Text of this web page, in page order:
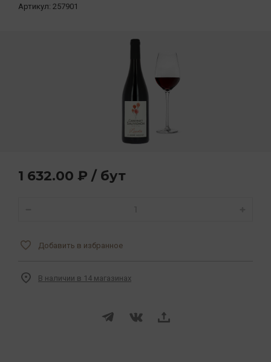
Артикул: 257901
1 632.00 ₽ / бут
Добавить в избранное
В наличии в 14 магазинах